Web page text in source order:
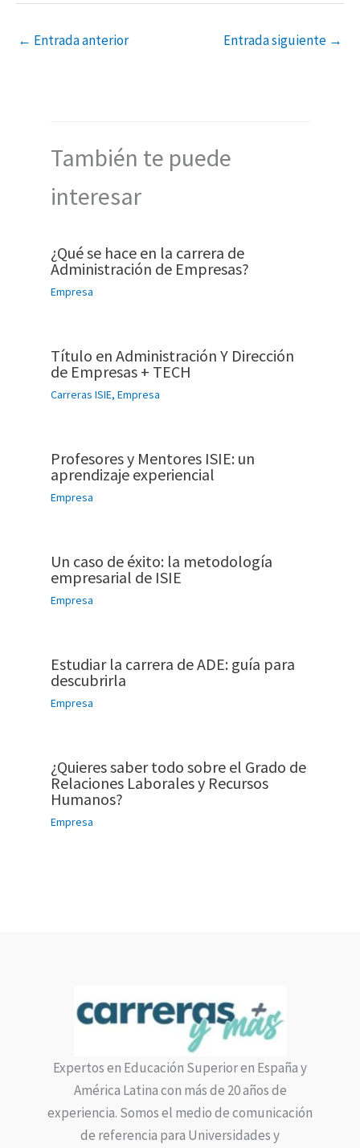
← Entrada anterior Entrada siguiente →
También te puede
interesar
¿Qué se hace en la carrera de
Administración de Empresas?
Empresa
Título en Administración Y Dirección
de Empresas + TECH
Carreras ISIE, Empresa
Profesores y Mentores ISIE: un
aprendizaje experiencial
Empresa
Un caso de éxito: la metodología
empresarial de ISIE
Empresa
Estudiar la carrera de ADE: guía para
descubrirla
Empresa
¿Quieres saber todo sobre el Grado de
Relaciones Laborales y Recursos
Humanos?
Empresa
Expertos en Educación Superior en España y
América Latina con más de 20 años de
experiencia. Somos el medio de comunicación
de referencia para Universidades y